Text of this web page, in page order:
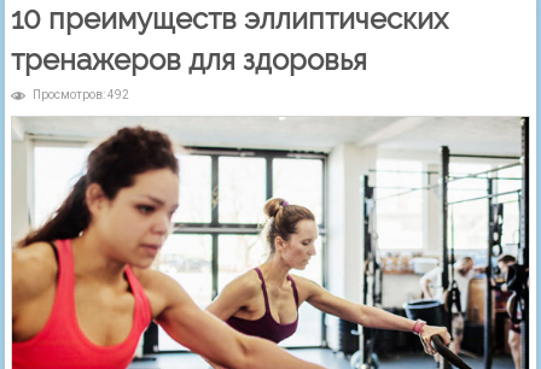
10 преимуществ эллиптических
тренажеров для здоровья
Просмотров: 492